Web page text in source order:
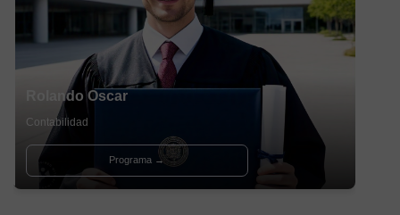
Rolando Oscar
Contabilidad
Programa →